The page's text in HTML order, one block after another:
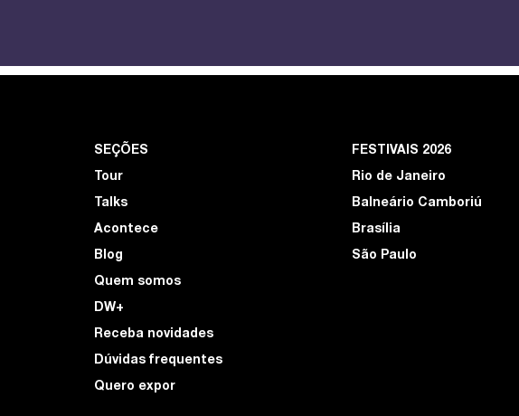
SEÇÕES
Tour
Talks
Acontece
Blog
Quem somos
DW+
Receba novidades
Dúvidas frequentes
Quero expor
FESTIVAIS 2026
Rio de Janeiro
Balneário Camboriú
Brasília
São Paulo